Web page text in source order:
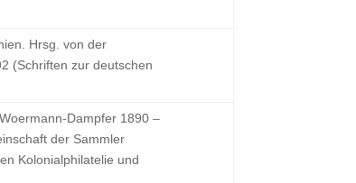
Hrsg. von der
(Schriften zur deutschen
Dampfer 1890 –
der Sammler
Kolonialphilatelie und